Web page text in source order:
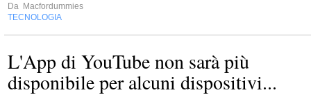
Da Macfordummies
TECNOLOGIA
L'App di YouTube non sarà più
disponibile per alcuni dispositivi...